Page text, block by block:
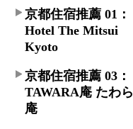
京都住宿推薦 01：
Hotel The Mitsui
Kyoto
京都住宿推薦 03：
TAWARA庵 たわら
庵